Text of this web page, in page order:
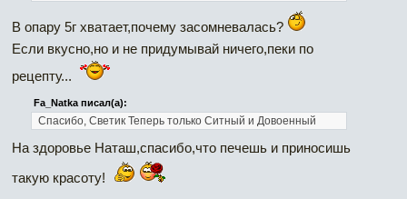
В опару 5г хватает,почему засомневалась?
Если вкусно,но и не придумывай ничего,пеки по
рецепту...
Fa_Natka писал(а):
Спасибо, Светик Теперь только Ситный и Довоенный
На здоровье Наташ,спасибо,что печешь и приносишь
такую красоту!